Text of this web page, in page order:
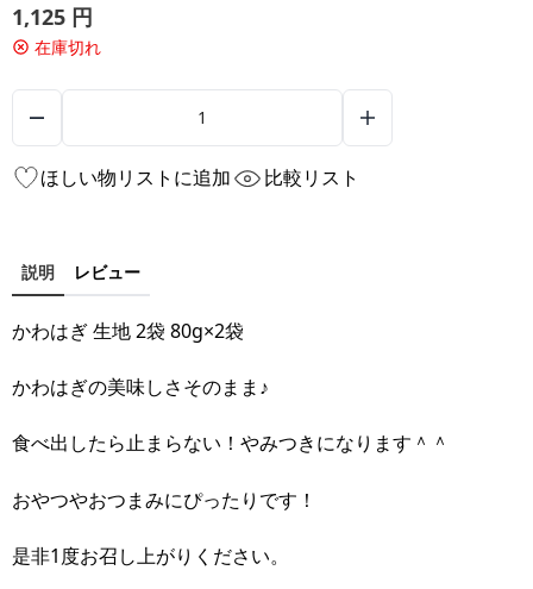
1,125 円
在庫切れ
ほしい物リストに追加 比較リスト
説明 レビュー
かわはぎ 生地 2袋 80g×2袋
かわはぎの美味しさそのまま♪
食べ出したら止まらない！やみつきになります＾＾
おやつやおつまみにぴったりです！
是非1度お召し上がりください。